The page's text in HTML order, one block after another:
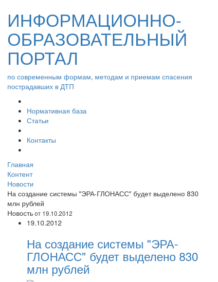
ИНФОРМАЦИОННО-
ОБРАЗОВАТЕЛЬНЫЙ
ПОРТАЛ
по современным формам, методам и приемам спасения
пострадавших в ДТП
Нормативная база
Статьи
Контакты
Главная
Контент
Новости
На создание системы "ЭРА-ГЛОНАСС" будет выделено 830
млн рублей
Новостьот 19.10.2012
19.10.2012
На создание системы "ЭРА-
ГЛОНАСС" будет выделено 830
млн рублей